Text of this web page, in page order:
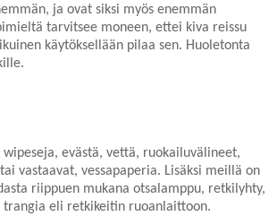
ja ovat siksi myös enemmän
tarvitsee moneen, ettei kiva reissu
käytöksellään pilaa sen. Huoletonta
evästä, vettä, ruokailuvälineet,
vastaavat, vessapaperia. Lisäksi meillä on
riippuen mukana otsalamppu, retkilyhty,
trangia eli retkikeitin ruoanlaittoon.